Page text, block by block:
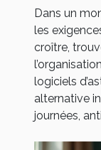
Dans un
les
croître,
logiciels
alternative
journées,